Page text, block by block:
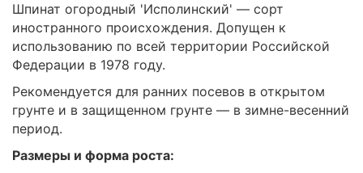
Шпинат огородный 'Исполинский' — сорт
иностранного происхождения. Допущен к
использованию по всей территории Российской
Федерации в 1978 году.
Рекомендуется для ранних посевов в открытом
грунте и в защищенном грунте — в зимне-весенний
период.
Размеры и форма роста: